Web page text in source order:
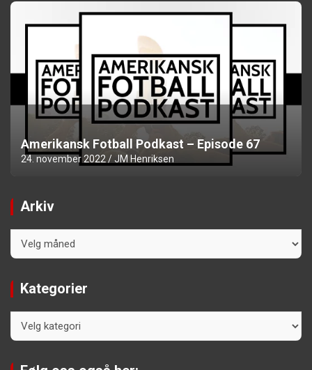
Amerikansk Fotball Podkast – Episode 67
24. november 2022 JM Henriksen
Arkiv
Kategorier